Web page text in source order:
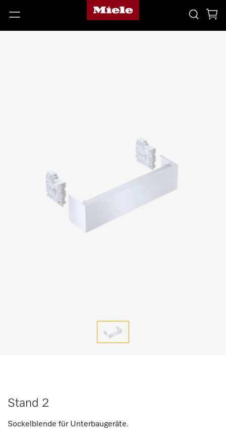
Stand 2
Sockelblende für Unterbaugeräte.